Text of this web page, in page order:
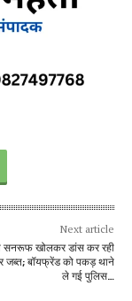
Next article
सनरूफ खोलकर डांस कर रही
जब्त; बॉयफ्रेंड को पकड़ थाने
ले गई पुलिस…